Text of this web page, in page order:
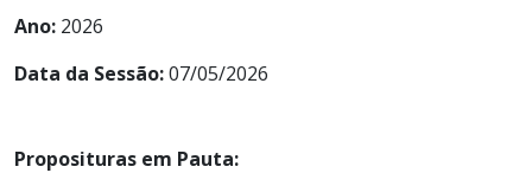
Ano: 2026
Data da Sessão:07/05/2026
Proposituras em Pauta: